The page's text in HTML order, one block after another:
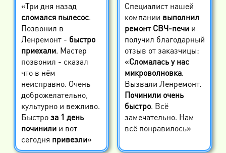
«Три дня назад
сломался пылесос.
Позвонил в
Ленремонт - быстро
приехали. Мастер
позвонил - сказал
что в нём
неисправно. Очень
доброжелательно,
культурно и вежливо.
Быстроза 1 день
починилии вот
сегодня привезли»
Специалист нашей
компании выполнил
ремонт СВЧ-печии
получил благодарный
отзыв от заказчицы:
«Сломалась у нас
микроволновка.
Вызвали Ленремонт.
Починили очень
быстро. Всё
замечательно. Нам
всё понравилось»